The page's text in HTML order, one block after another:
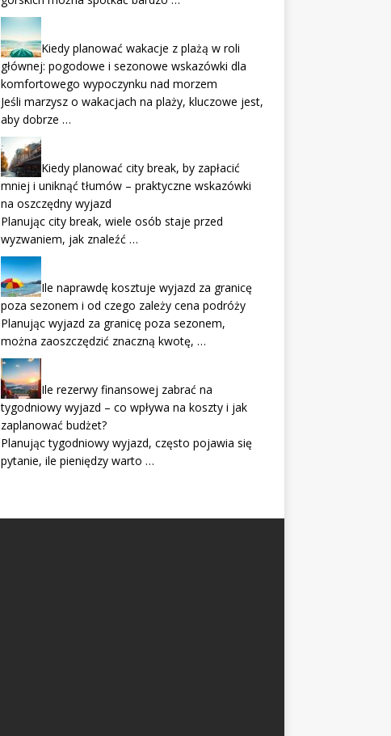
Kiedy planować wakacje z plażą w roli
głównej: pogodowe i sezonowe wskazówki dla
komfortowego wypoczynku nad morzem
Jeśli marzysz o wakacjach na plaży, kluczowe jest,
aby dobrze …
Kiedy planować city break, by zapłacić
mniej i uniknąć tłumów – praktyczne wskazówki
na oszczędny wyjazd
Planując city break, wiele osób staje przed
wyzwaniem, jak znaleźć …
Ile naprawdę kosztuje wyjazd za granicę
poza sezonem i od czego zależy cena podróży
Planując wyjazd za granicę poza sezonem,
można zaoszczędzić znaczną kwotę, …
Ile rezerwy finansowej zabrać na
tygodniowy wyjazd – co wpływa na koszty i jak
zaplanować budżet?
Planując tygodniowy wyjazd, często pojawia się
pytanie, ile pieniędzy warto …